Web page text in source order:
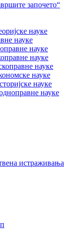
започето“
науке
науке
науке
науке
науке
науке
науке
науке
истраживања